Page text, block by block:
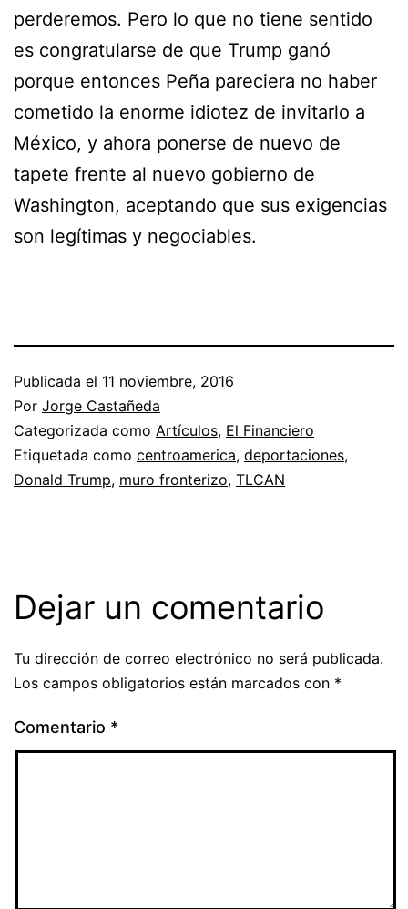
perderemos. Pero lo que no tiene sentido
es congratularse de que Trump ganó
porque entonces Peña pareciera no haber
cometido la enorme idiotez de invitarlo a
México, y ahora ponerse de nuevo de
tapete frente al nuevo gobierno de
Washington, aceptando que sus exigencias
son legítimas y negociables.
Publicada el 11 noviembre, 2016
Por Jorge Castañeda
Categorizada como Artículos, El Financiero
Etiquetada como centroamerica, deportaciones,
Donald Trump, muro fronterizo, TLCAN
Dejar un comentario
Tu dirección de correo electrónico no será publicada.
Los campos obligatorios están marcados con *
Comentario *